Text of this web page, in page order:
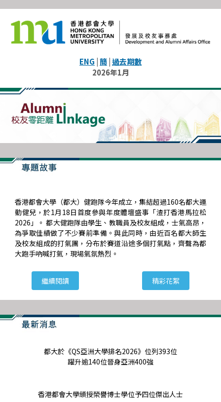
ENG 簡 過去期數
2026年1月
香港都會大學（都大）健跑隊今年成立，集結超過160名都大運
動健兒，於1月18日首度參與年度體壇盛事「渣打香港馬拉松
2026」。 都大健跑隊由學生、教職員及校友組成，士氣高昂，
為爭取佳績做了不少賽前準備。與此同時，由近百名都大師生
及校友組成的打氣團，分布於賽道沿途多個打氣點，齊聲為都
大跑手吶喊打氣，現場氣氛熱烈。
繼續閱讀 精彩花絮
都大於《QS亞洲大學排名2026》位列393位
躍升逾140位晉身亞洲400強
香港都會大學頒授榮譽博士學位予四位傑出人士